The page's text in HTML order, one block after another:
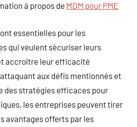
à propos de MDM pour PME
essentielles pour les
qui veulent sécuriser leurs
accroître leur efficacité
aux défis mentionnés et
des stratégies efficaces pour
les entreprises peuvent tirer
avantages offerts par les